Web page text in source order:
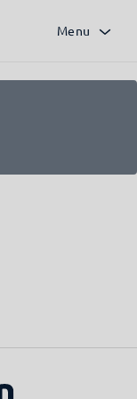
Menu